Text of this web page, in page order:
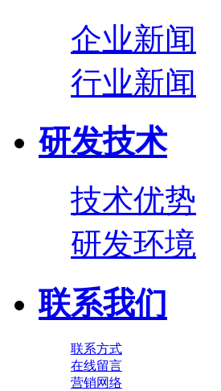
企业新闻
行业新闻
研发技术
技术优势
研发环境
联系我们
联系方式
在线留言
营销网络